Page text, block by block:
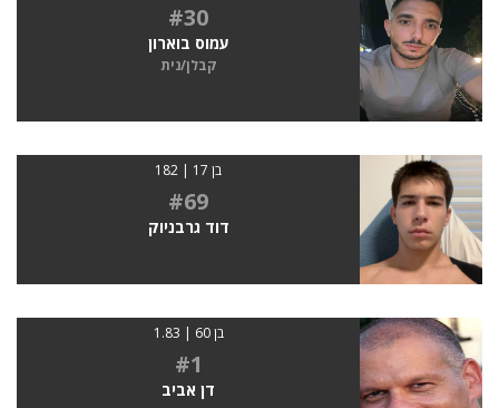
#30
עמוס בוארון
קבלן/נית
בן 17 | 182
#69
דוד גרבניוק
בן 60 | 1.83
#1
דן אביב